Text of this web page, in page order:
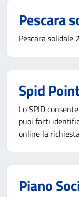
Pescara
Pescara solidale
Spid
Lo SPID
puoi farti
online la
Piano